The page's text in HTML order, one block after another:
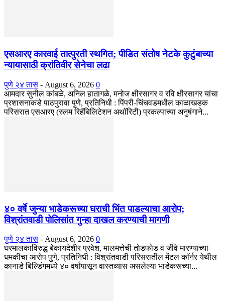
एसआरए कारवाई तात्पुरती स्थगित; पीडित संतोष नेटके कुटुंबाच्या
न्यायासाठी क्रांतिवीर सेनेचा लढा
पुणे २४ तास - August 6, 2026 0
आमदार सुनील कांबळे, अनिल हातागळे, मनोज क्षीरसागर व रवि क्षीरसागर यांचा
प्रशासनाकडे पाठपुरावा पुणे, प्रतिनिधी : पिंपरी-चिंचवडमधील काळाखडक
परिसरात एसआरए (स्लम रिहॅबिलिटेशन अथॉरिटी) प्रकल्पाच्या अनुषंगाने...
४० वर्षे जुन्या भाडेकरूच्या घराची भिंत पाडल्याचा आरोप;
विश्रांतवाडी पोलिसांत गुन्हा दाखल करण्याची मागणी
पुणे २४ तास - August 6, 2026 0
घरमालकाविरुद्ध बेकायदेशीर प्रवेश, मालमत्तेची तोडफोड व जीवे मारण्याच्या
धमकीचा आरोप पुणे, प्रतिनिधी : विश्रांतवाडी परिसरातील मेंटल कॉर्नर येथील
कानाडे बिल्डिंगमध्ये ४० वर्षांपासून वास्तव्यास असलेल्या भाडेकरूच्या...